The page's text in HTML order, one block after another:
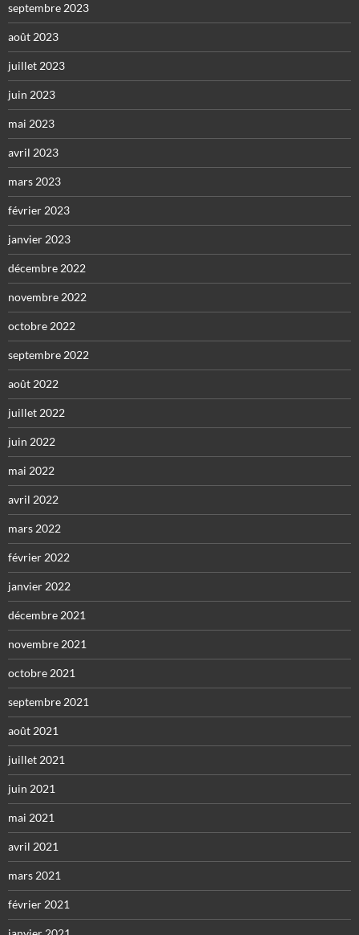
septembre 2023
août 2023
juillet 2023
juin 2023
mai 2023
avril 2023
mars 2023
février 2023
janvier 2023
décembre 2022
novembre 2022
octobre 2022
septembre 2022
août 2022
juillet 2022
juin 2022
mai 2022
avril 2022
mars 2022
février 2022
janvier 2022
décembre 2021
novembre 2021
octobre 2021
septembre 2021
août 2021
juillet 2021
juin 2021
mai 2021
avril 2021
mars 2021
février 2021